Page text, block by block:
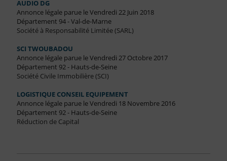
AUDIO DG
Annonce légale parue le Vendredi 22 Juin 2018
Département 94 - Val-de-Marne
Société à Responsabilité Limitée (SARL)
SCI TWOUBADOU
Annonce légale parue le Vendredi 27 Octobre 2017
Département 92 - Hauts-de-Seine
Société Civile Immobilière (SCI)
LOGISTIQUE CONSEIL EQUIPEMENT
Annonce légale parue le Vendredi 18 Novembre 2016
Département 92 - Hauts-de-Seine
Réduction de Capital